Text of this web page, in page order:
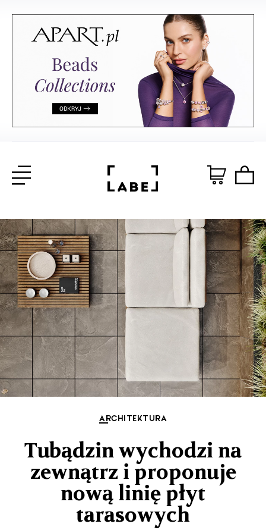
ARCHITEKTURA
Tubądzin wychodzi na
zewnątrz i proponuje
nową linię płyt
tarasowych